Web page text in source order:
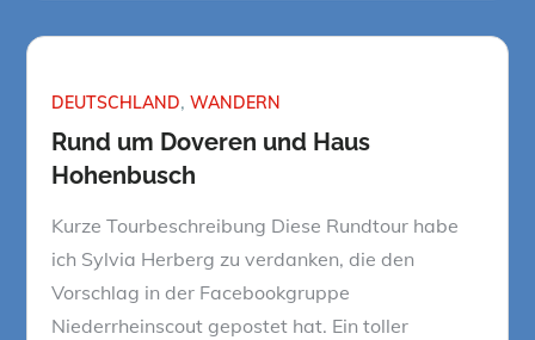
DEUTSCHLAND WANDERN
Rund um Doveren und Haus
Hohenbusch
Kurze Tourbeschreibung Diese Rundtour habe
ich Sylvia Herberg zu verdanken, die den
Vorschlag in der Facebookgruppe
Niederrheinscout gepostet hat. Ein toller